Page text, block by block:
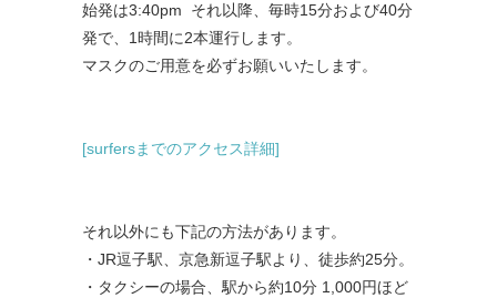
始発は3:40pm それ以降、毎時15分および40分
発で、 1時間に2本運行します。
マスクのご用意を必ずお願いいたします。
[surfersまでのアクセス詳細]
それ以外にも下記の方法があります。
・ JR逗子駅、京急新逗子駅より、徒歩約25分。
・タクシーの場合、駅から約10分 1,000円ほど